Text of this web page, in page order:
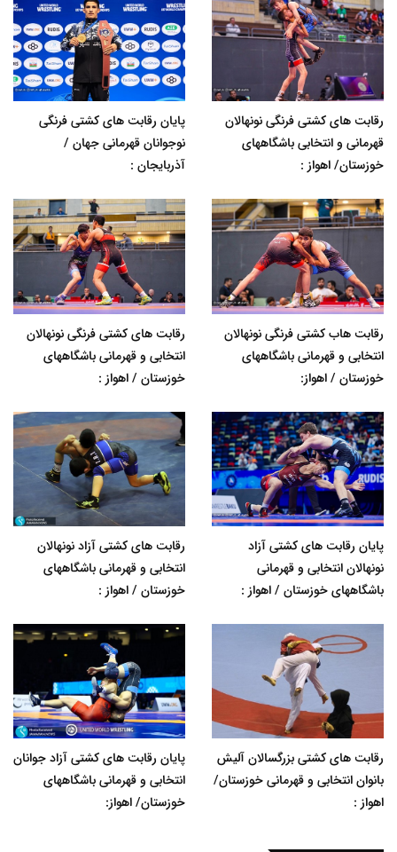
رقابت های کشتی فرنگی نونهالان
قهرمانی و انتخابی باشگاههای
خوزستان/ اهواز :
پایان رقابت های کشتی فرنگی
نوجوانان قهرمانی جهان /
آذربایجان :
رقابت هاب کشتی فرنگی نونهالان
انتخابی و قهرمانی باشگاههای
خوزستان / اهواز:
رقابت های کشتی فرنگی نونهالان
انتخابی و قهرمانی باشگاههای
خوزستان / اهواز :
پایان رقابت های کشتی آزاد
نونهالان انتخابی و قهرمانی
باشگاههای خوزستان / اهواز :
رقابت های کشتی آزاد نونهالان
انتخابی و قهرمانی باشگاههای
خوزستان / اهواز :
رقابت های کشتی بزرگسالان آلیش
بانوان انتخابی و قهرمانی خوزستان/
اهواز :
پایان رقابت های کشتی آزاد جوانان
انتخابی و قهرمانی باشگاههای
خوزستان/ اهواز: